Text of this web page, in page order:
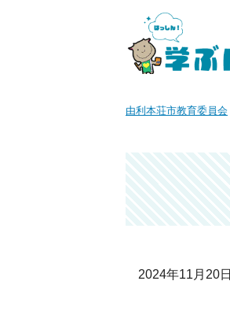
由利本荘市教育委員会
2024年11月20日